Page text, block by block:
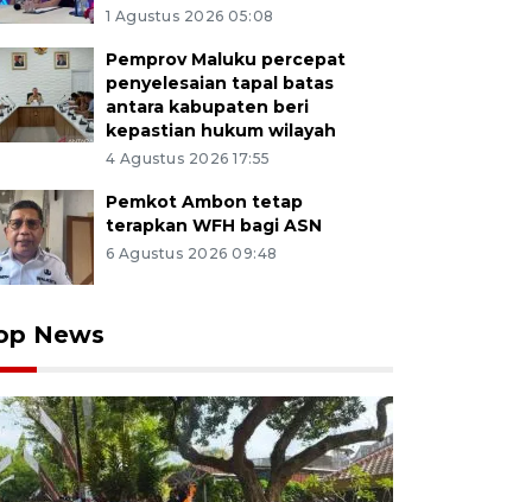
1 Agustus 2026 05:08
Pemprov Maluku percepat
penyelesaian tapal batas
antara kabupaten beri
kepastian hukum wilayah
4 Agustus 2026 17:55
Pemkot Ambon tetap
terapkan WFH bagi ASN
6 Agustus 2026 09:48
News